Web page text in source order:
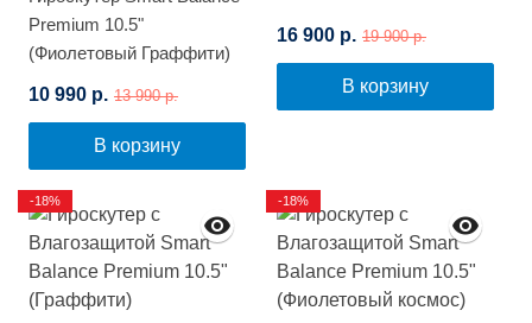
Premium 10.5"
(Фиолетовый Граффити)
10 990 р. 13 990 р.
В корзину
16 900 р. 19 900 р.
В корзину
-18% -18%